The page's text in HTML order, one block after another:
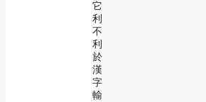
它
利
不
利
於
漢
字
輸